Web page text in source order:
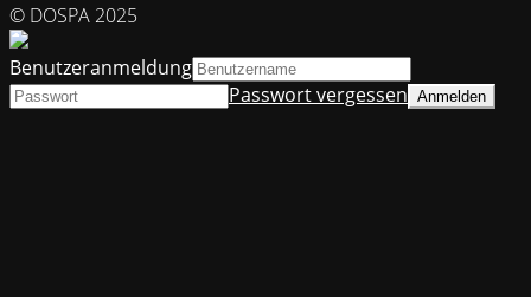
© DOSPA 2025
Benutzeranmeldung
Passwort vergessen